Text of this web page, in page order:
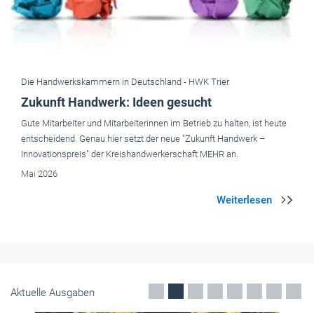
Die Handwerkskammern in Deutschland - HWK Trier
Zukunft Handwerk: Ideen gesucht
Gute Mitarbeiter und Mitarbeiterinnen im Betrieb zu halten, ist heute
entscheidend. Genau hier setzt der neue "Zukunft Handwerk –
Innovationspreis" der Kreishandwerkerschaft MEHR an.
Mai 2026
Aktuelle Ausgaben